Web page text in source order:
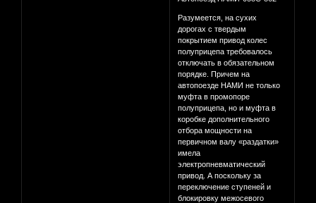
Разумеется, на сухих
дорогах с твердым
покрытием привод колес
полуприцепа требовалось
отключать в обязательном
порядке. Причем на
автопоезде НАМИ не только
муфта в промопоре
полуприцепа, но и муфта в
коробке дополнительного
отбора мощности на
первичном валу «раздатки»
имела
электропневматический
привод. А поскольку за
переключение ступеней и
блокировку межосевого